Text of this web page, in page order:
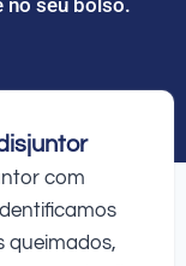
com
queimados,